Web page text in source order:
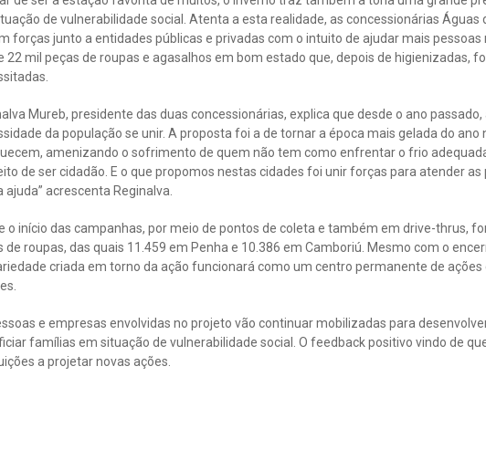
de vulnerabilidade social. Atenta a esta realidade, as concessionárias Águas
forças junto a entidades públicas e privadas com o intuito de ajudar mais
22 mil peças de roupas e agasalhos em bom estado que, depois de higienizadas,
Mureb, presidente das duas concessionárias, explica que desde o ano
da população se unir. A proposta foi a de tornar a época mais gelada do
amenizando o sofrimento de quem não tem como enfrentar o frio
de ser cidadão. E o que propomos nestas cidades foi unir forças para atender
ajuda” acrescenta Reginalva.
o início das campanhas, por meio de pontos de coleta e também em drive-thrus,
de roupas, das quais 11.459 em Penha e 10.386 em Camboriú. Mesmo com o
criada em torno da ação funcionará como um centro permanente de
e empresas envolvidas no projeto vão continuar mobilizadas para
famílias em situação de vulnerabilidade social. O feedback positivo vindo de
a projetar novas ações.